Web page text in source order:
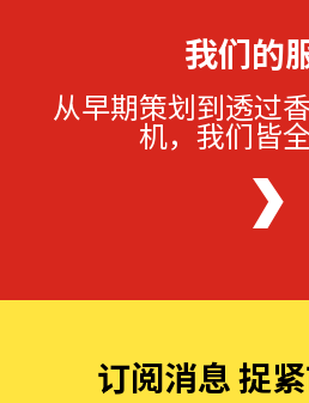
我们的
从早期策划到透过
机，我们皆
订阅消息 捉